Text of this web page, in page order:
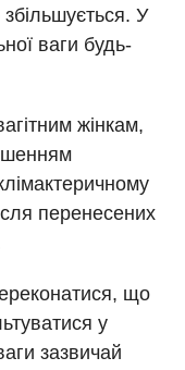
збільшується. У
ваги будь-
жінкам,
перенесених
що
у
зазвичай